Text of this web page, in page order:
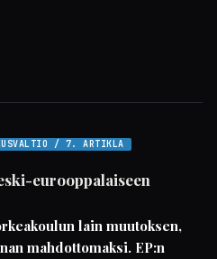
/ 7. ARTIKLA
eurooppalaiseen
lain muutoksen,
mahdottomaksi. EP:n